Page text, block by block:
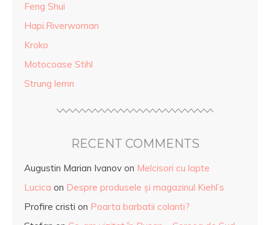
Feng Shui
Hapi.Riverwoman
Kroko
Motocoase Stihl
Strung lemn
RECENT COMMENTS
Augustin Marian Ivanov on Melcisori cu lapte
Lucica on Despre produsele și magazinul Kiehl’s
Profire cristi on Poarta barbatii colanti?